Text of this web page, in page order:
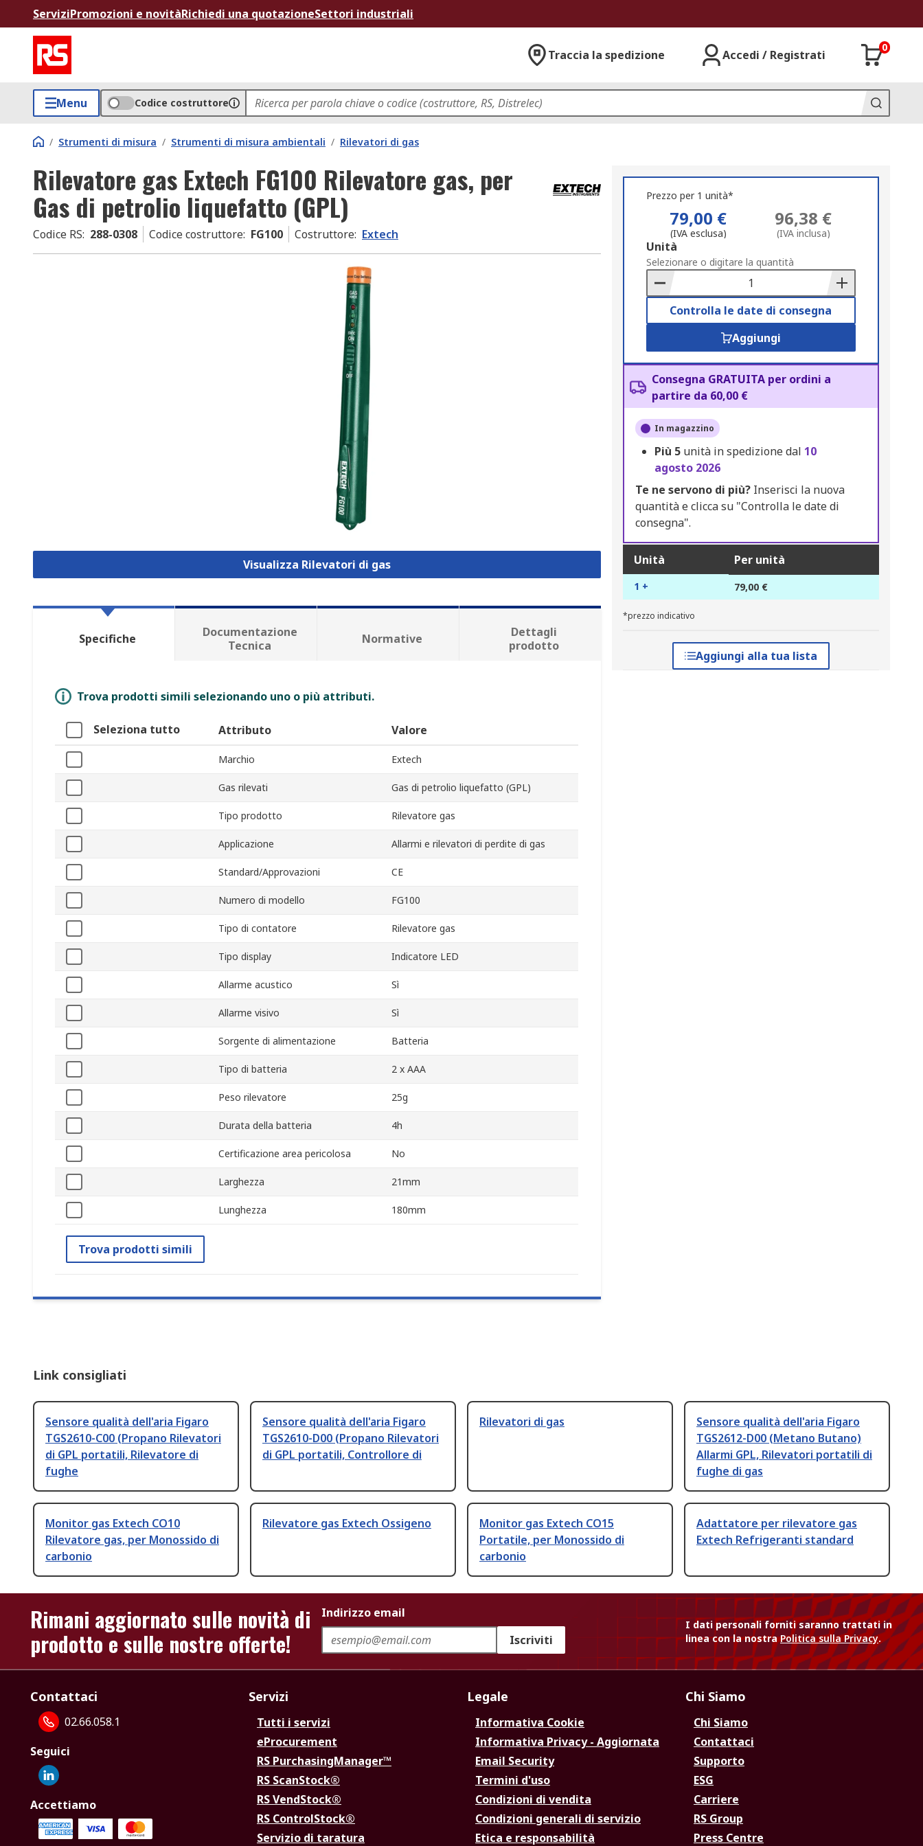
ServiziPromozioni e novitàRichiedi una quotazioneSettori industriali
Traccia la spedizione Accedi / Registrati
0
Menu Codice costruttore
/ Strumenti di misura / Strumenti di misura ambientali / Rilevatori di gas
Rilevatore gas Extech FG100 Rilevatore gas, per
Gas di petrolio liquefatto (GPL)
Codice RS: 288-0308 Codice costruttore: FG100 Costruttore: Extech
Visualizza Rilevatori di gas
Prezzo per 1 unità*
79,00 €
(IVA esclusa)
96,38 €
(IVA inclusa)
Add
to
Basket
Unità
Selezionare o digitare la quantità
Controlla le date di consegna
Aggiungi
Consegna GRATUITA per ordini a
partire da 60,00 €
In magazzino
Più 5 unità in spedizione dal 10
agosto 2026
Te ne servono di più?Inserisci la nuova
quantità e clicca su "Controlla le date di
consegna".
Unità Per unità
1 + 79,00 €
*prezzo indicativo
Aggiungi alla tua lista
Specifiche
Documentazione
Tecnica
Normative
Dettagli
prodotto
Trova prodotti simili selezionando uno o più attributi.
Seleziona tutto Attributo Valore
Marchio Extech
Gas rilevati Gas di petrolio liquefatto (GPL)
Tipo prodotto Rilevatore gas
Applicazione Allarmi e rilevatori di perdite di gas
Standard/Approvazioni CE
Numero di modello FG100
Tipo di contatore Rilevatore gas
Tipo display Indicatore LED
Allarme acustico Sì
Allarme visivo Sì
Sorgente di alimentazione Batteria
Tipo di batteria 2 x AAA
Peso rilevatore 25g
Durata della batteria 4h
Certificazione area pericolosa No
Larghezza 21mm
Lunghezza 180mm
Trova prodotti simili
Link consigliati
Sensore qualità dell'aria Figaro
TGS2610-C00 (Propano Rilevatori
di GPL portatili, Rilevatore di
fughe
Sensore qualità dell'aria Figaro
TGS2610-D00 (Propano Rilevatori
di GPL portatili, Controllore di
Rilevatori di gas
Sensore qualità dell'aria Figaro
TGS2612-D00 (Metano Butano)
Allarmi GPL, Rilevatori portatili di
fughe di gas
Monitor gas Extech CO10
Rilevatore gas, per Monossido di
carbonio
Rilevatore gas Extech Ossigeno
Monitor gas Extech CO15
Portatile, per Monossido di
carbonio
Adattatore per rilevatore gas
Extech Refrigeranti standard
Rimani aggiornato sulle novità di
prodotto e sulle nostre offerte!
Indirizzo email
Iscriviti
I dati personali forniti saranno trattati in
linea con la nostraPolitica sulla Privacy.
Contattaci
02.66.058.1
Seguici
Accettiamo
Servizi
Tutti i servizi
eProcurement
RS PurchasingManager™
RS ScanStock®
RS VendStock®
RS ControlStock®
Servizio di taratura
Legale
Informativa Cookie
Informativa Privacy - Aggiornata
Email Security
Termini d'uso
Condizioni di vendita
Condizioni generali di servizio
Etica e responsabilità
Chi Siamo
Chi Siamo
Contattaci
Supporto
ESG
Carriere
RS Group
Press Centre